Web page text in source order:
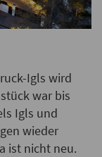
Igls wird
war bis
Igls und
wieder
ist nicht neu.